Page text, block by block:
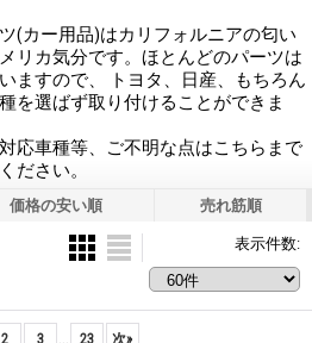
(カー用品)はカリフォルニアの匂い
リカ気分です。ほとんどのパーツは
ますので、 トヨタ、日産、もちろん
を選ばず取り付けることができま
応車種等、ご不明な点はこちらまで
ださい。
価格の安い順 売れ筋順
表示件数:
2 3 ... 23 次»